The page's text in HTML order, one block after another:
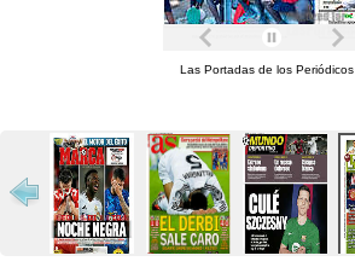
Las Portadas de los Periódicos